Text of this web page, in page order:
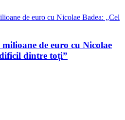
de euro cu Nicolae
dintre toți”